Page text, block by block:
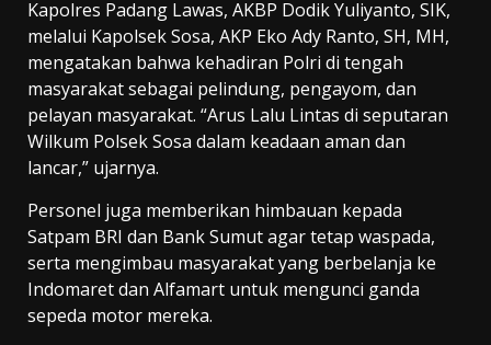
Kapolres Padang Lawas, AKBP Dodik Yuliyanto, SIK,
melalui Kapolsek Sosa, AKP Eko Ady Ranto, SH, MH,
mengatakan bahwa kehadiran Polri di tengah
masyarakat sebagai pelindung, pengayom, dan
pelayan masyarakat. “Arus Lalu Lintas di seputaran
Wilkum Polsek Sosa dalam keadaan aman dan
lancar,” ujarnya.
Personel juga memberikan himbauan kepada
Satpam BRI dan Bank Sumut agar tetap waspada,
serta mengimbau masyarakat yang berbelanja ke
Indomaret dan Alfamart untuk mengunci ganda
sepeda motor mereka.